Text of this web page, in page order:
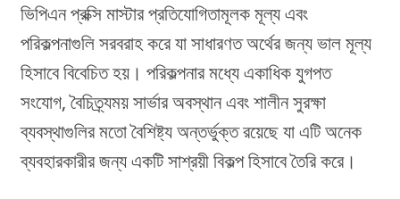
ভিপিএন প্রক্সি মাস্টার প্রতিযোগিতামূলক মূল্য এবং
পরিকল্পনাগুলি সরবরাহ করে যা সাধারণত অর্থের জন্য ভাল মূল্য
হিসাবে বিবেচিত হয়। পরিকল্পনার মধ্যে একাধিক যুগপত
সংযোগ, বৈচিত্র্যময় সার্ভার অবস্থান এবং শালীন সুরক্ষা
ব্যবস্থাগুলির মতো বৈশিষ্ট্য অন্তর্ভুক্ত রয়েছে যা এটি অনেক
ব্যবহারকারীর জন্য একটি সাশ্রয়ী বিকল্প হিসাবে তৈরি করে।